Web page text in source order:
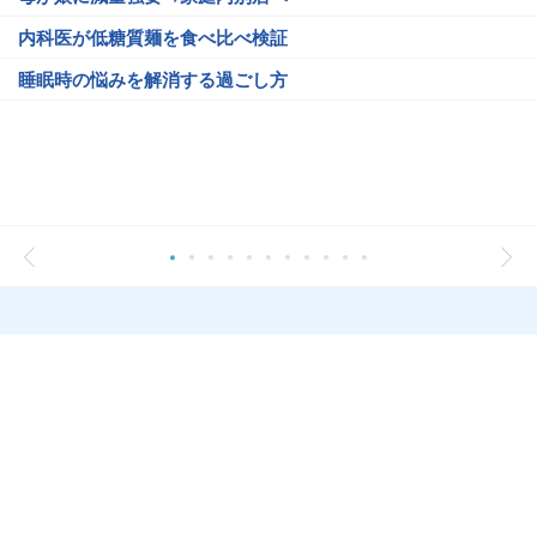
内科医が低糖質麺を食べ比べ検証
睡眠時の悩みを解消する過ごし方